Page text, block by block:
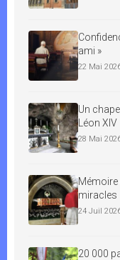
ami »
22 Mai
Un
Léon XIV
28 Mai
Mémoire
miracles
24 Juil
20 000